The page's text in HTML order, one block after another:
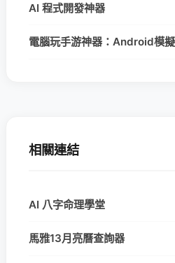
AI 程式開發神器
電腦玩手游神器：Android模
相關連結
AI 八字命理學堂
馬雅13月亮曆查詢器